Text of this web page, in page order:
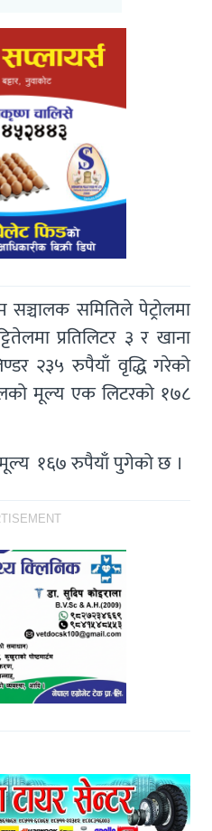
सञ्चालक समितिले पेट्रोलमा
प्रतिलिटर ३ र खाना
२३५ रुपैयाँ वृद्धि गरेको
मूल्य एक लिटरको १७८
१६७ रुपैयाँ पुगेको छ ।